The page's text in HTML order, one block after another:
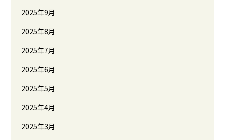
2025年9月
2025年8月
2025年7月
2025年6月
2025年5月
2025年4月
2025年3月